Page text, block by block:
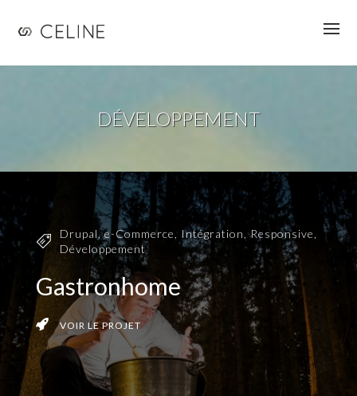
DÉVELOPPEMENT
Drupal,e-Commerce, Intégration,Responsive,
Développement
Gastronhome
VOIR LE PROJET